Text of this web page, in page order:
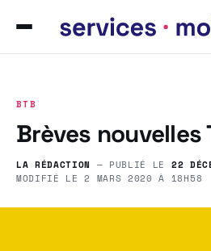
BTB
Brèves nouvelles
LA RÉDACTION — PUBLIÉ LE 22
MODIFIÉ LE2 MARS 2020 À 18H58